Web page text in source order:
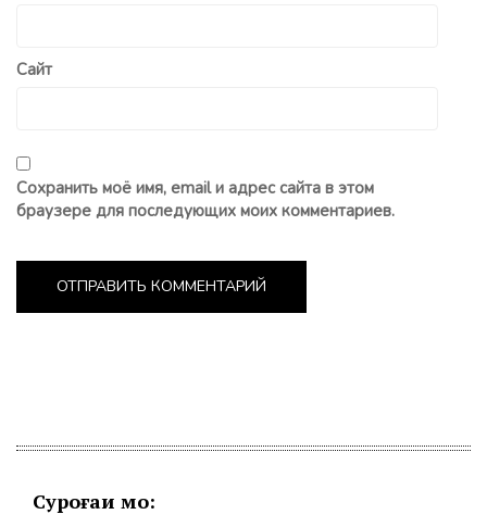
Сайт
Сохранить моё имя, email и адрес сайта в этом
браузере для последующих моих комментариев.
Суроғаи мо: